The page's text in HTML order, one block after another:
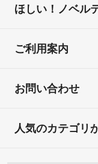
ほしい！ノベル
ご利用案内
お問い合わせ
人気のカテゴリ